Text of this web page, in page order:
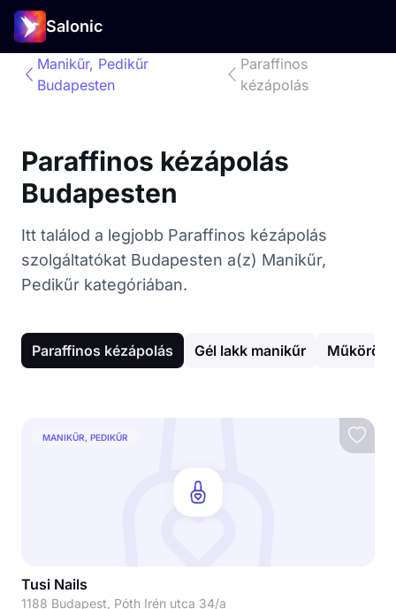
Salonic
Manikűr, Pedikűr
Budapesten
Paraffinos
kézápolás
Paraffinos kézápolás
Budapesten
Itt találod a legjobb Paraffinos kézápolás
szolgáltatókat Budapesten a(z) Manikűr,
Pedikűr kategóriában.
Paraffinos kézápolás Gél lakk manikűr Műköröm
MANIKŰR, PEDIKŰR
Tusi Nails
1188 Budapest, Póth Irén utca 34/a